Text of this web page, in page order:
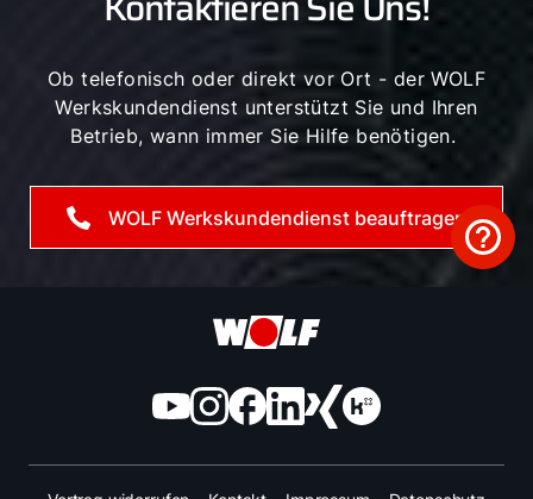
Ob telefonisch oder direkt vor Ort - der WOLF
Werkskundendienst unterstützt Sie und Ihren
Betrieb, wann immer Sie Hilfe benötigen.
WOLF Werkskundendienst beauftragen